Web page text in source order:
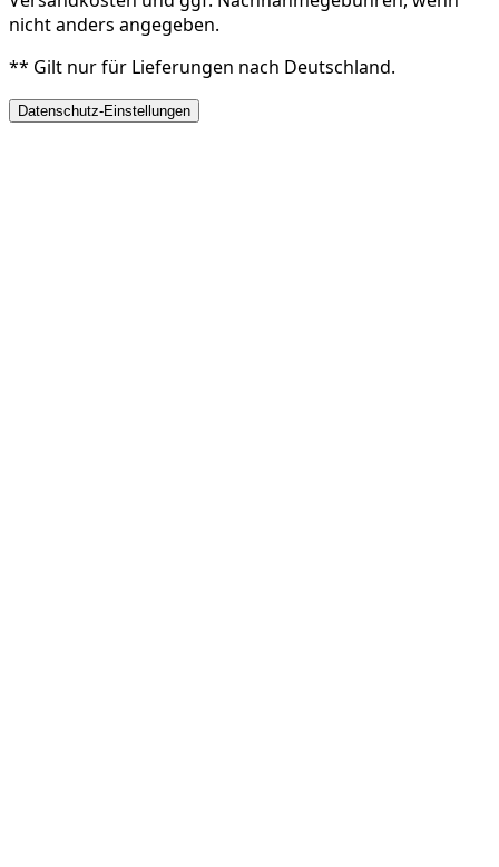
nicht anders angegeben.
** Gilt nur für Lieferungen nach Deutschland.
Datenschutz-Einstellungen